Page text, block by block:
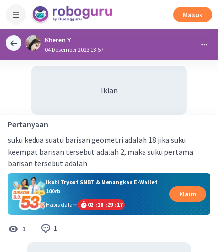
Masuk
Kheren Y
04 Desember 2023 13:57
Iklan
Pertanyaan
suku kedua suatu barisan geometri adalah 18 jika suku
keempat barisan tersebut adalah 2, maka suku pertama
barisan tersebut adalah
Ikuti Tryout SNBT & Menangkan E-Wallet
100rb
Habis dalam
02 :18 :29 :16
Klaim
1 1